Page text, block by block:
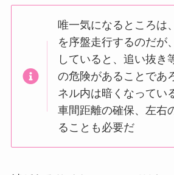
唯一気になるところは
を序盤走行するのだが
していると、追い抜き
の危険があることであ
ネル内は暗くなってい
車間距離の確保、左右
ることも必要だ